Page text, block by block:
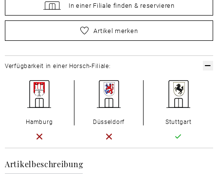
In einer Filiale finden & reservieren
wählen Sie zuerst Ihre Größe aus
Artikel merken
Artikelbeschreibung
Verfügbarkeit in einer Horsch-Filiale:
Hamburg Düsseldorf Stuttgart